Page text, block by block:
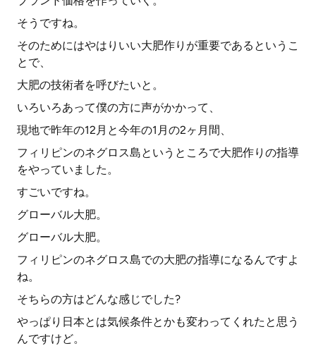
そうですね。
そのためにはやはりいい大肥作りが重要であるというこ
とで、
大肥の技術者を呼びたいと。
いろいろあって僕の方に声がかかって、
現地で昨年の12月と今年の1月の2ヶ月間、
フィリピンのネグロス島というところで大肥作りの指導
をやっていました。
すごいですね。
グローバル大肥。
グローバル大肥。
フィリピンのネグロス島での大肥の指導になるんですよ
ね。
そちらの方はどんな感じでした?
やっぱり日本とは気候条件とかも変わってくれたと思う
んですけど。